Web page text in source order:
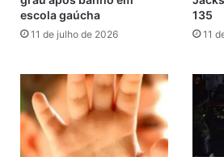
escola gaúcha
11 de julho de 2026
135
11
Encantado
de